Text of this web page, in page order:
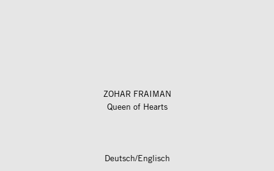
ZOHAR FRAIMAN
Queen of Hearts
Deutsch/Englisch